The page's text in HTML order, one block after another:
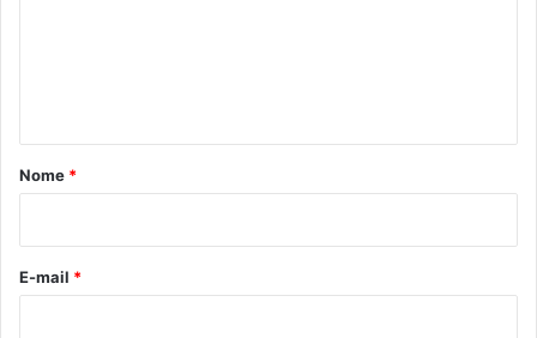
r
*
Nome *
E-mail *